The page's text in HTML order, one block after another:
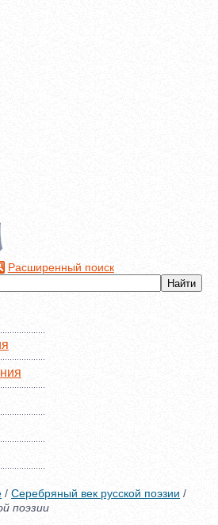
Расширенный поиск
/ Серебряный век русской поэзии /
поэзии